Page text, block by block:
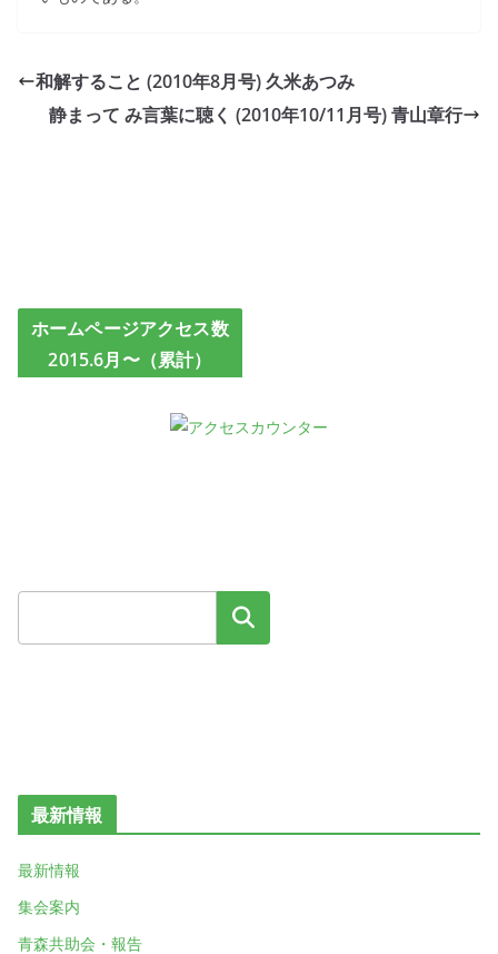
和解すること (2010年8月号) 久米あつみ
静まって み言葉に聴く (2010年10/11月号) 青山章行
ホームページアクセス数
2015.6月〜（累計）
検索
最新情報
最新情報
集会案内
青森共助会・報告